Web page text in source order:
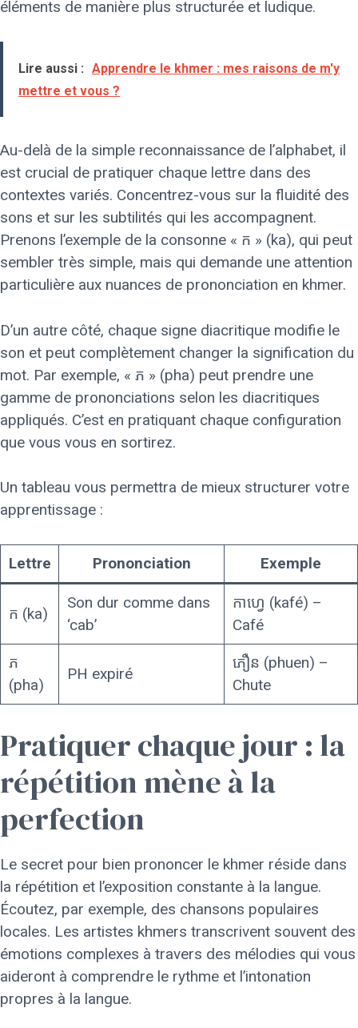
éléments de manière plus structurée et ludique.
Lire aussi : Apprendre le khmer : mes raisons de m'y
mettre et vous ?
Au-delà de la simple reconnaissance de l’alphabet, il
est crucial de pratiquer chaque lettre dans des
contextes variés. Concentrez-vous sur la fluidité des
sons et sur les subtilités qui les accompagnent.
Prenons l’exemple de la consonne « ក » (ka), qui peut
sembler très simple, mais qui demande une attention
particulière aux nuances de prononciation en khmer.
D’un autre côté, chaque signe diacritique modifie le
son et peut complètement changer la signification du
mot. Par exemple, « ភ » (pha) peut prendre une
gamme de prononciations selon les diacritiques
appliqués. C’est en pratiquant chaque configuration
que vous vous en sortirez.
Un tableau vous permettra de mieux structurer votre
apprentissage :
Lettre Prononciation Exemple
ក (ka)
Son dur comme dans
‘cab’
កាហ្វេ (kafé) –
Café
ភ
(pha)
PH expiré
ភឿន (phuen) –
Chute
Pratiquer chaque jour : la
répétition mène à la
perfection
Le secret pour bien prononcer le khmer réside dans
la répétition et l’exposition constante à la langue.
Écoutez, par exemple, des chansons populaires
locales. Les artistes khmers transcrivent souvent des
émotions complexes à travers des mélodies qui vous
aideront à comprendre le rythme et l’intonation
propres à la langue.